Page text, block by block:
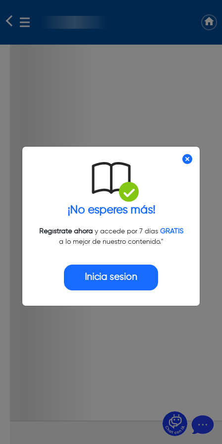
¡No esperes más!
Regístrate ahoray accede por 7 días GRATIS
a lo mejor de nuestro contenido."
Inicia sesión